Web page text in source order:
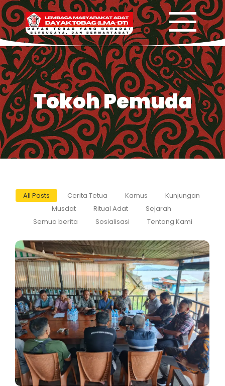
Tokoh Pemuda
All Posts Cerita Tetua Kamus
Kunjungan
Musdat
Ritual Adat
Sejarah
Semua berita
Sosialisasi Tentang Kami